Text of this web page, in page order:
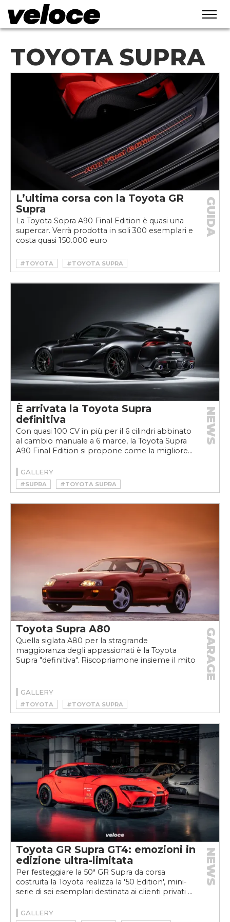
TOYOTA SUPRA
L’ultima corsa con la Toyota GR
Supra
La Toyota Sopra A90 Final Edition è quasi una
supercar. Verrà prodotta in soli 300 esemplari e
costa quasi 150.000 euro
GUIDA
#TOYOTA
#TOYOTA SUPRA
#TOYOTA SUPRA A90 FINAL EDITION
È arrivata la Toyota Supra
definitiva
Con quasi 100 CV in più per il 6 cilindri abbinato
al cambio manuale a 6 marce, la Toyota Supra
A90 Final Edition si propone come la migliore...
NEWS
GALLERY
#SUPRA #TOYOTA SUPRA
Toyota Supra A80
Quella siglata A80 per la stragrande
maggioranza degli appassionati è la Toyota
Supra "definitiva". Riscopriamone insieme il mito
GARAGE
GALLERY
#TOYOTA
#TOYOTA SUPRA
#TOYOTA SUPRA STORIA
Toyota GR Supra GT4: emozioni in
edizione ultra-limitata
Per festeggiare la 50ª GR Supra da corsa
costruita la Toyota realizza la '50 Edition', mini-
serie di sei esemplari destinata ai clienti privati ...
NEWS
GALLERY